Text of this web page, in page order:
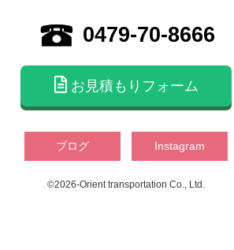
0479-70-8666
お見積もりフォーム
ブログ Instagram
©2026-Orient transportation Co., Ltd.